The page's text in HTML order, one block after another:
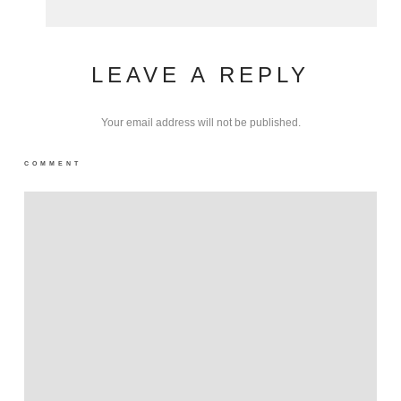
LEAVE A REPLY
Your email address will not be published.
COMMENT